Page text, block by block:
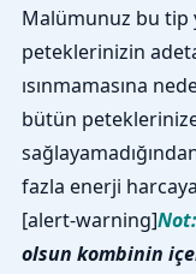
Malümunuz bu tip
peteklerinizin
ısınmamasına
bütün peteklerinize
fazla enerji
[alert-warning]Not:
olsun kombinin